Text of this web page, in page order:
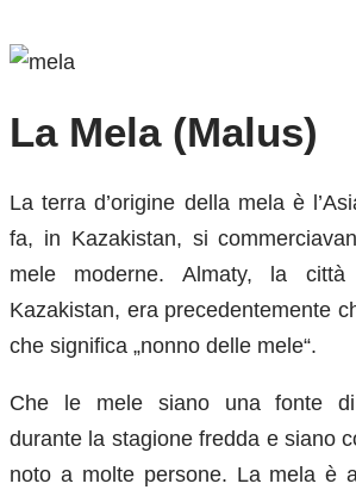
La Mela (Malus)
La terra d’origine della mela è
fa, in Kazakistan, si
mele moderne. Almaty, la
Kazakistan, era precedentemente
che significa „nonno delle mele“.
Che le mele siano una fonte
durante la stagione fredda e siano
noto a molte persone. La mela è